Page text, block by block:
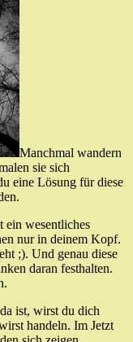
Manchmal wandern
sie sich
eine Lösung für diese
ein wesentliches
nur in deinem Kopf.
;). Und genau diese
daran festhalten.
ist, wirst du dich
handeln. Im Jetzt